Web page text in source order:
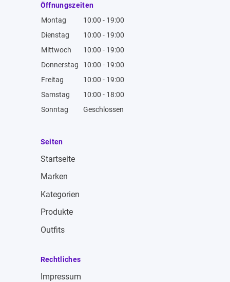
Öffnungszeiten
Montag
10:00 - 19:00
Dienstag
10:00 - 19:00
Mittwoch
10:00 - 19:00
Donnerstag
10:00 - 19:00
Freitag
10:00 - 19:00
Samstag
10:00 - 18:00
Sonntag
Geschlossen
Seiten
Startseite
Marken
Kategorien
Produkte
Outfits
Rechtliches
Impressum